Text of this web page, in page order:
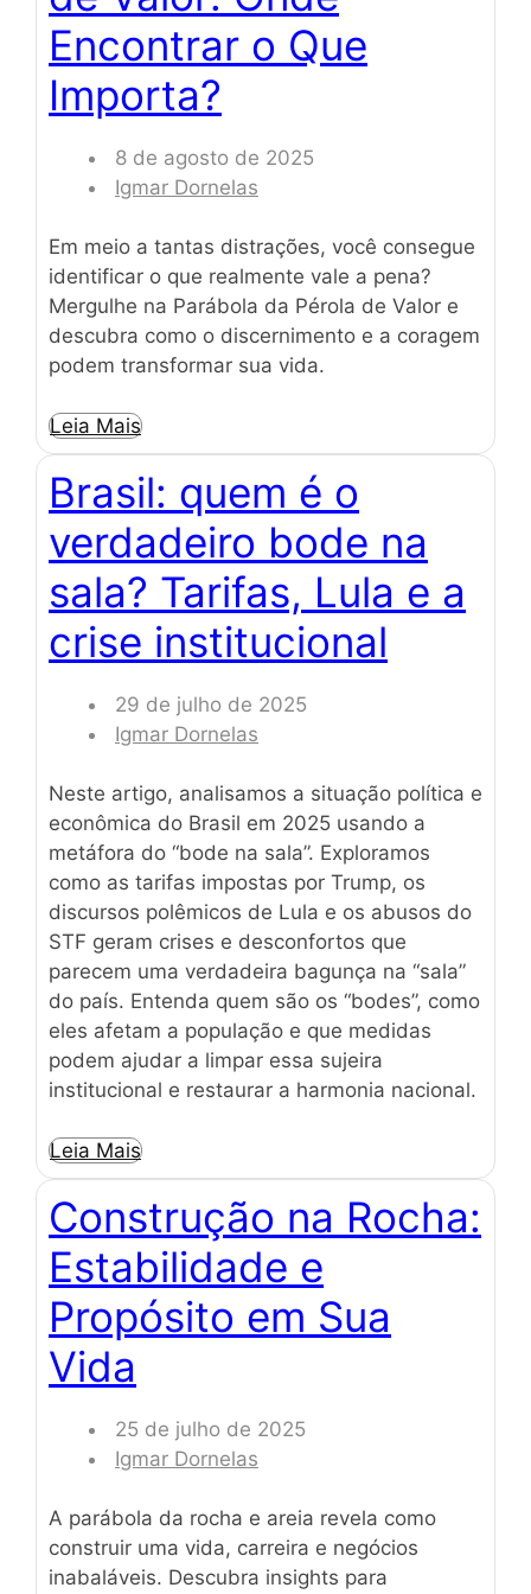
Encontrar o Que
Importa?
8 de agosto de 2025
Igmar Dornelas
Em meio a tantas distrações, você consegue
identificar o que realmente vale a pena?
Mergulhe na Parábola da Pérola de Valor e
descubra como o discernimento e a coragem
podem transformar sua vida.
Leia Mais
Brasil: quem é o
verdadeiro bode na
sala? Tarifas, Lula e a
crise institucional
29 de julho de 2025
Igmar Dornelas
Neste artigo, analisamos a situação política e
econômica do Brasil em 2025 usando a
metáfora do “bode na sala”. Exploramos
como as tarifas impostas por Trump, os
discursos polêmicos de Lula e os abusos do
STF geram crises e desconfortos que
parecem uma verdadeira bagunça na “sala”
do país. Entenda quem são os “bodes”, como
eles afetam a população e que medidas
podem ajudar a limpar essa sujeira
institucional e restaurar a harmonia nacional.
Leia Mais
Construção na Rocha:
Estabilidade e
Propósito em Sua
Vida
25 de julho de 2025
Igmar Dornelas
A parábola da rocha e areia revela como
construir uma vida, carreira e negócios
inabaláveis. Descubra insights para